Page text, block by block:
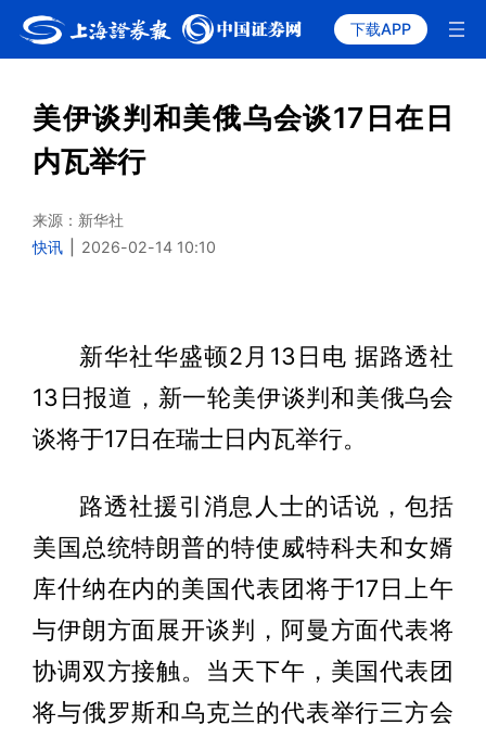
下载APP
美伊谈判和美俄乌会谈17日在日
内瓦举行
来源：新华社
快讯
2026-02-14 10:10
新华社华盛顿2月13日电 据路透社
13日报道，新一轮美伊谈判和美俄乌会
谈将于17日在瑞士日内瓦举行。
路透社援引消息人士的话说，包括
美国总统特朗普的特使威特科夫和女婿
库什纳在内的美国代表团将于17日上午
与伊朗方面展开谈判，阿曼方面代表将
协调双方接触。当天下午，美国代表团
将与俄罗斯和乌克兰的代表举行三方会